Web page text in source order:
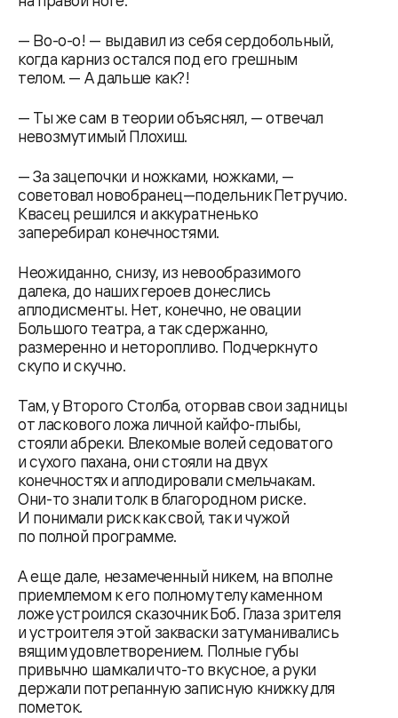
— Во-о-о! — выдавил из себя сердобольный,
когда карниз остался под его грешным
телом. — А дальше как?!
— Ты же сам в теории объяснял, — отвечал
невозмутимый Плохиш.
— За зацепочки и ножками, ножками, —
советовал новобранец—подельник Петручио.
Квасец решился и аккуратненько
заперебирал конечностями.
Неожиданно, снизу, из невообразимого
далека, до наших героев донеслись
аплодисменты. Нет, конечно, не овации
Большого театра, а так сдержанно,
размеренно и неторопливо. Подчеркнуто
скупо и скучно.
Там, у Второго Столба, оторвав свои задницы
от ласкового ложа личной кайфо-глыбы,
стояли абреки. Влекомые волей седоватого
и сухого пахана, они стояли на двух
конечностях и аплодировали смельчакам.
Они-то знали толк в благородном риске.
И понимали риск как свой, так и чужой
по полной программе.
А еще дале, незамеченный никем, на вполне
приемлемом к его полному телу каменном
ложе устроился сказочник Боб. Глаза зрителя
и устроителя этой закваски затуманивались
вящим удовлетворением. Полные губы
привычно шамкали что-то вкусное, а руки
держали потрепанную записную книжку для
пометок.